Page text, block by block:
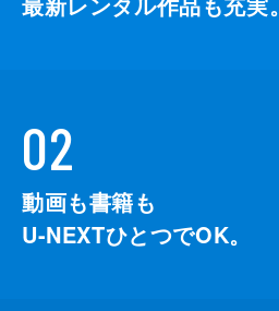
02
動画も書籍も
U-NEXTひとつでOK。